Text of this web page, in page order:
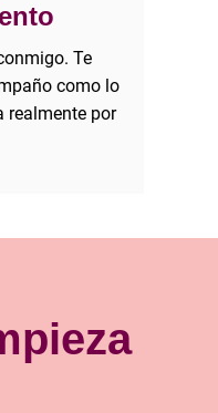
Te
como lo
realmente por